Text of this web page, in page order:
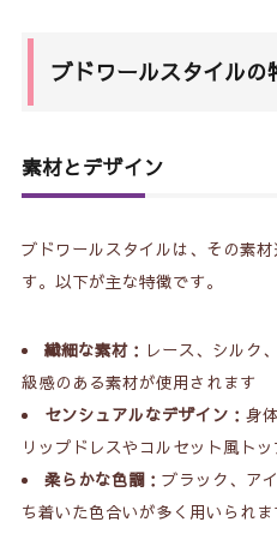
ブドワールスタイルの
素材とデザイン
ブドワールスタイルは、その素
す。以下が主な特徴です。
繊細な素材 ：レース、シルク
級感のある素材が使用されます
センシュアルなデザイン ：身
リップドレスやコルセット風ト
柔らかな色調 ：ブラック、ア
ち着いた色合いが多く用いられま